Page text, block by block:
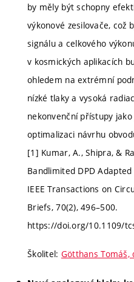
by měly být schopny
výkonové zesilovače, což
signálu a celkového
v kosmických aplikacích
ohledem na extrémní
nízké tlaky a vysoká
nekonvenční přístupy
optimalizaci návrhu
[1] Kumar, A., Shipra, &
Bandlimited DPD
IEEE Transactions on
Briefs, 70(2), 496–500.
https://doi.org/10.1109/
Školitel: Götthans Tomáš,